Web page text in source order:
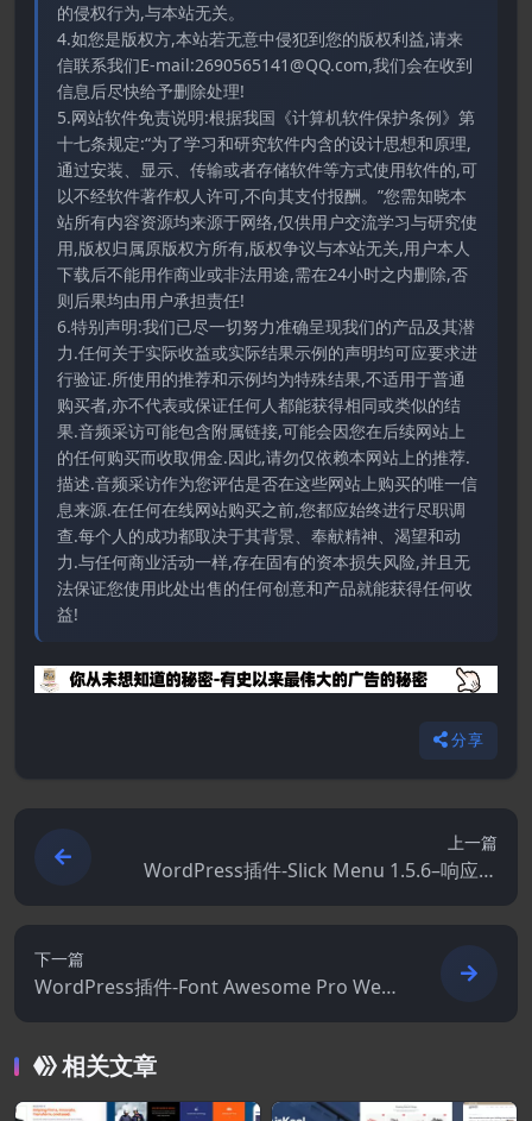
的侵权行为,与本站无关。
4.如您是版权方,本站若无意中侵犯到您的版权利益,请来
信联系我们E-mail:2690565141@QQ.com,我们会在收到
信息后尽快给予删除处理!
5.网站软件免责说明:根据我国《计算机软件保护条例》第
十七条规定:“为了学习和研究软件内含的设计思想和原理,
通过安装、显示、传输或者存储软件等方式使用软件的,可
以不经软件著作权人许可,不向其支付报酬。”您需知晓本
站所有内容资源均来源于网络,仅供用户交流学习与研究使
用,版权归属原版权方所有,版权争议与本站无关,用户本人
下载后不能用作商业或非法用途,需在24小时之内删除,否
则后果均由用户承担责任!
6.特别声明:我们已尽一切努力准确呈现我们的产品及其潜
力.任何关于实际收益或实际结果示例的声明均可应要求进
行验证.所使用的推荐和示例均为特殊结果,不适用于普通
购买者,亦不代表或保证任何人都能获得相同或类似的结
果.音频采访可能包含附属链接,可能会因您在后续网站上
的任何购买而收取佣金.因此,请勿仅依赖本网站上的推荐.
描述.音频采访作为您评估是否在这些网站上购买的唯一信
息来源.在任何在线网站购买之前,您都应始终进行尽职调
查.每个人的成功都取决于其背景、奉献精神、渴望和动
力.与任何商业活动一样,存在固有的资本损失风险,并且无
法保证您使用此处出售的任何创意和产品就能获得任何收
益!
分享
上一篇
WordPress插件-Slick Menu 1.5.6–响应式
WordPress垂直菜单
下一篇
WordPress插件-Font Awesome Pro Webf
onts 7.1.0
相关文章